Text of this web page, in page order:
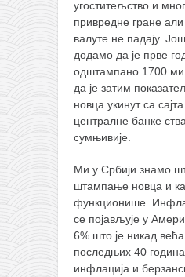
угоститељство и
привредне гране
валуте не падају.
додамо да је прве
одштампано 1700
да је затим
новца укинут са
централне банке
сумњивије.
Ми у Србији знамо
штампање новца и
функционише.
се појављује у
6% што је никад
последњих 40
инфлација и